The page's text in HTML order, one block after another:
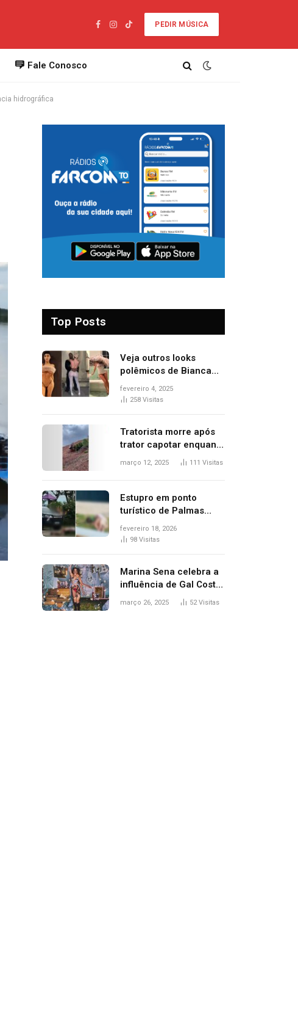
Facebook
Instagram
TikTok
PEDIR MÚSICA
Fale Conosco
hidrográfica
Top Posts
Veja outros looks
polêmicos de Bianca
Censori, esposa de
Kanye West que
fevereiro 4, 2025
258 Visitas
Tratorista morre após
trator capotar enquanto
removia vegetação em
março 12, 2025 111 Visitas
Estupro em ponto
turístico de Palmas
ocorreu em frente à
viatura e base de
fevereiro 18, 2026
98 Visitas
Marina Sena celebra a
influência de Gal Costa
na arte do álbum
março 26, 2025 52Visitas